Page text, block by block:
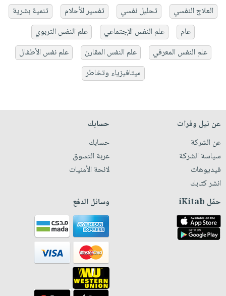
العلاج النفسي
تحليل نفسي تفسير الأحلام
تنمية بشرية
عام
علم النفس الإجتماعي
علم النفس التربوي
علم النفس المعرفي
علم النفس المقارن
علم نفس الأطفال
ميتافيزياء وتخاطر
عن نيل وفرات
عن الشركة
سياسة الشركة
فيديوهات
انشر كتابك
حسابك
حسابك
عربة التسوق
لائحة الأمنيات
حمّل iKitab وسائل الدفع